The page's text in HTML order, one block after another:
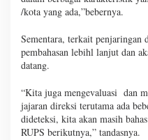
/kota yang ada,”bebernya.
Sementara, terkait
pembahasan lebihl lanjut dan
datang.
“Kita juga mengevaluasi dan
jajaran direksi terutama ada
dideteksi, kita akan masih
RUPS berikutnya,” tandasnya.